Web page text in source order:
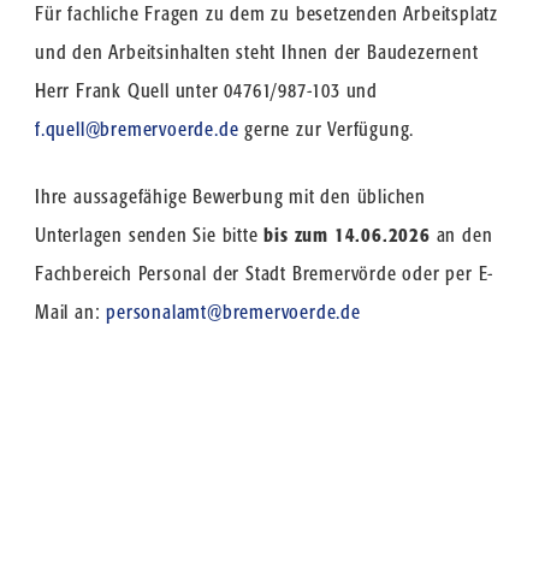
Für fachliche Fragen zu dem zu besetzenden Arbeitsplatz
und den Arbeitsinhalten steht Ihnen der Baudezernent
Herr Frank Quell unter 04761/987-103 und
f.quell@bremervoerde.de gerne zur Verfügung.
Ihre aussagefähige Bewerbung mit den üblichen
Unterlagen senden Sie bittebis zum 14.06.2026 an den
Fachbereich Personal der Stadt Bremervörde oder per E-
Mail an:personalamt@bremervoerde.de